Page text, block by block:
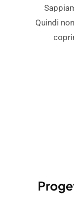
Quindi